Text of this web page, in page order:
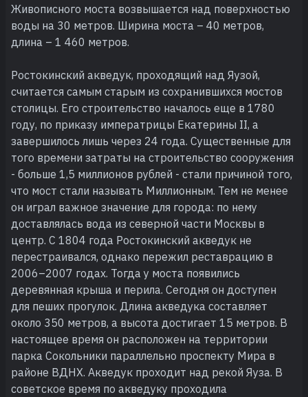
Живописного моста возвышается над поверхностью
воды на 30 метров. Ширина моста – 40 метров,
длина – 1 460 метров.
Ростокинский акведук, проходящий над Яузой,
считается самым старым из сохранившихся мостов
столицы. Его строительство началось еще в 1780
году, по приказу императрицы Екатерины II, а
завершилось лишь через 24 года. Существенные для
того времени затраты на строительство сооружения
- больше 1,5 миллионов рублей - стали причиной того,
что мост стали называть Миллионным. Тем не менее
он играл важное значение для города: по нему
доставлялась вода из северной части Москвы в
центр. С 1804 года Ростокинский акведук не
перестраивался, однако пережил реставрацию в
2006–2007 годах. Тогда у моста появились
деревянная крыша и перила. Сегодня он доступен
для пеших прогулок. Длина акведука составляет
около 350 метров, а высота достигает 15 метров. В
настоящее время он расположен на территории
парка Сокольники параллельно проспекту Мира в
районе ВДНХ. Акведук проходит над рекой Яуза. В
советское время по акведуку проходила